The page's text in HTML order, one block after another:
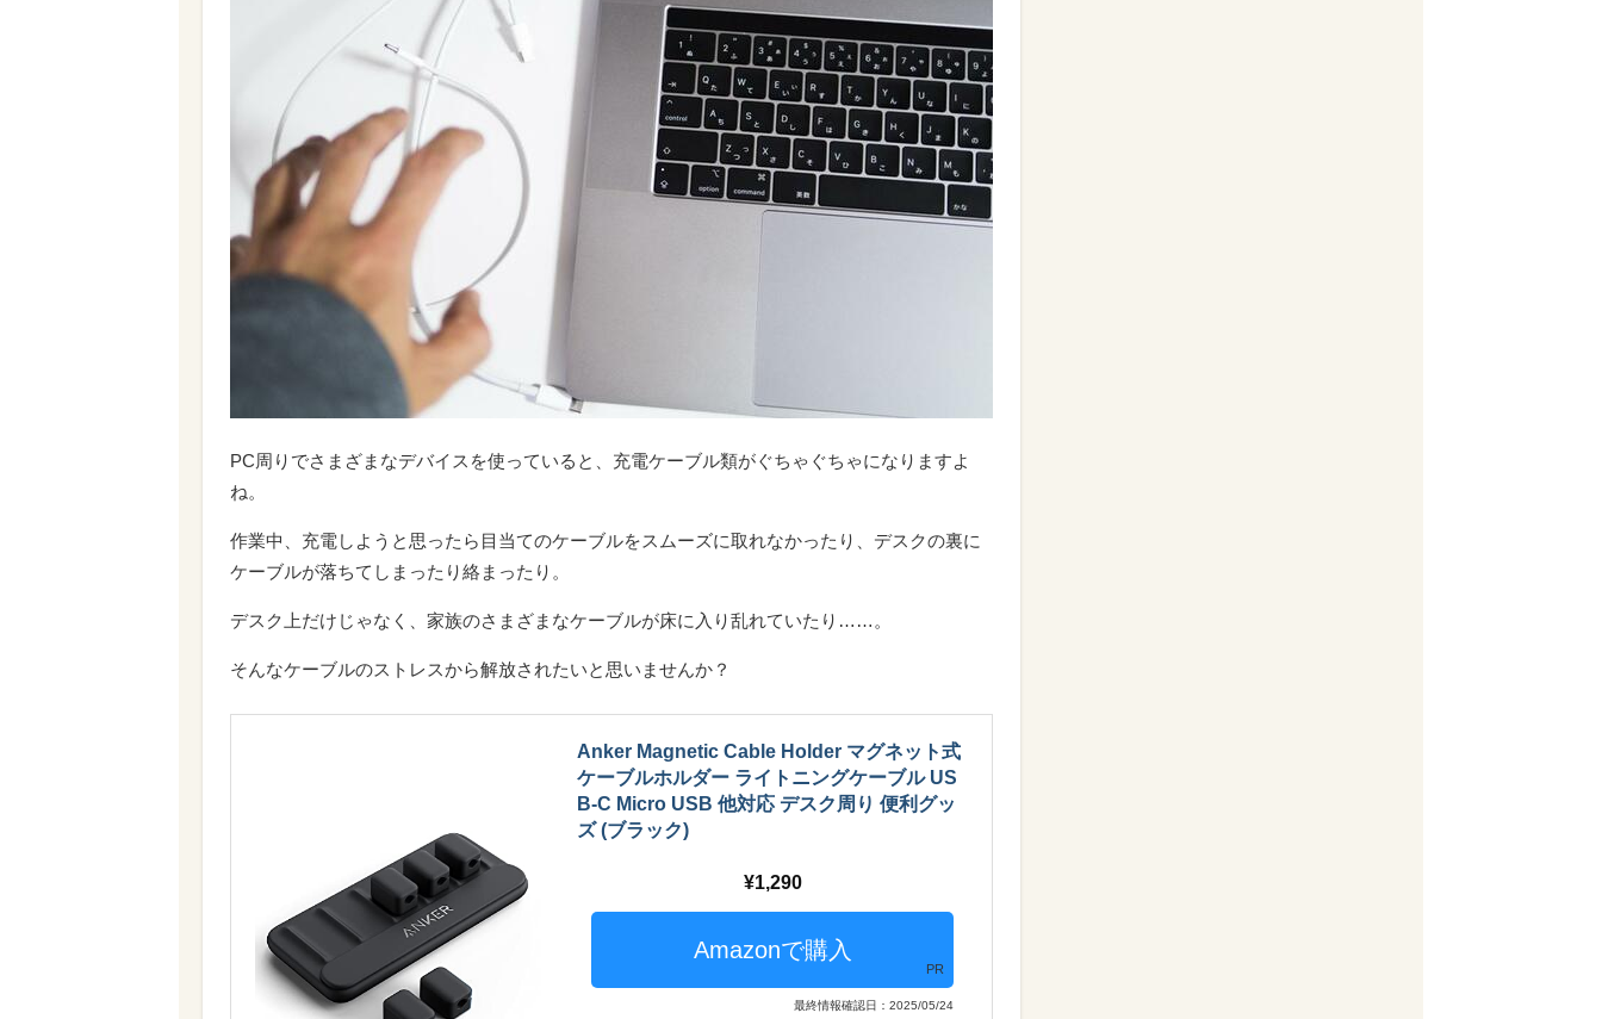
PC周りでさまざまなデバイスを使っていると、充電ケーブル類がぐちゃぐちゃになりますよ
ね。
作業中、充電しようと思ったら目当てのケーブルをスムーズに取れなかったり、デスクの裏に
ケーブルが落ちてしまったり絡まったり。
デスク上だけじゃなく、家族のさまざまなケーブルが床に入り乱れていたり……。
そんなケーブルのストレスから解放されたいと思いませんか？
Anker Magnetic Cable Holder マグネット式
ケーブルホルダー ライトニングケーブル US
B-C Micro USB 他対応 デスク周り 便利グッ
ズ (ブラック)
1,290
PR
最終情報確認日：2025/05/24